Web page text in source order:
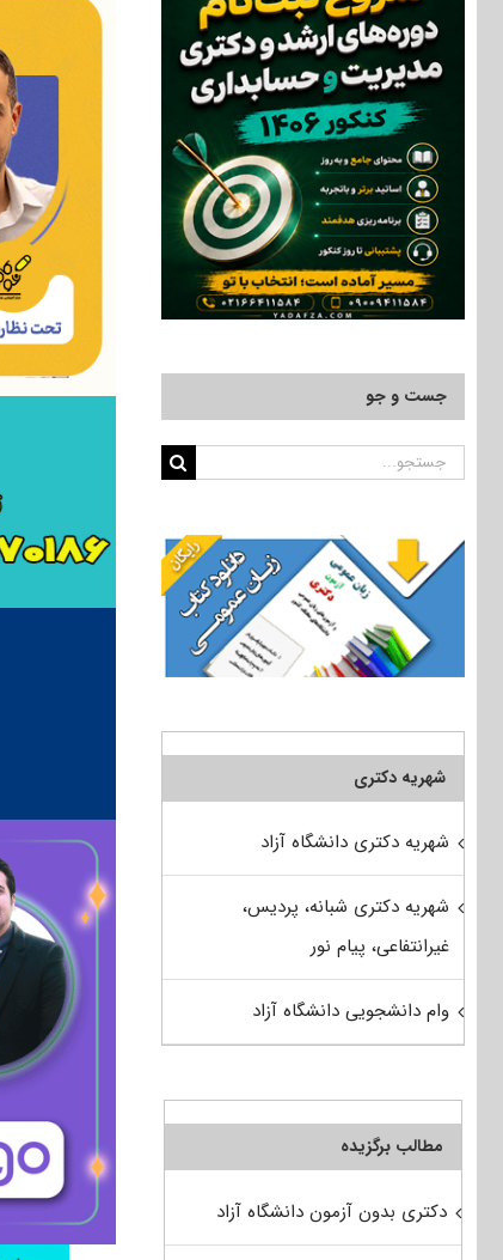
جست و جو
جستجو
شهریه دکتری
شهریه دکتری دانشگاه آزاد
شهریه دکتری شبانه، پردیس،
غیرانتفاعی، پیام نور
وام دانشجویی دانشگاه آزاد
مطالب برگزیده
دکتری بدون آزمون دانشگاه آزاد